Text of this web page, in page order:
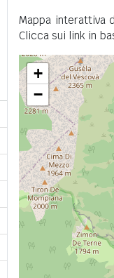
Mappa interattiva
Clicca sui link in
+
−